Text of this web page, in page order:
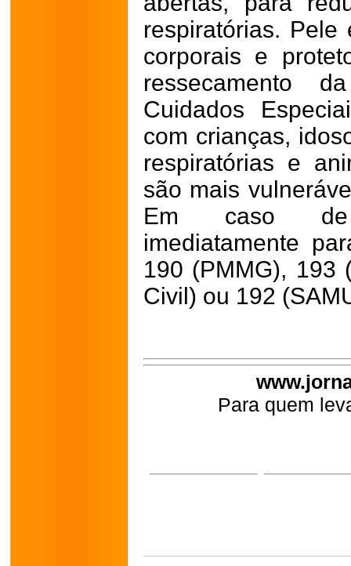
respiratórias.
corporais e
ressecamento
Cuidados
com crianças,
respiratórias e
são mais
Em caso de
imediatamente
190 (PMMG), 193
Civil) ou 192
Para quem